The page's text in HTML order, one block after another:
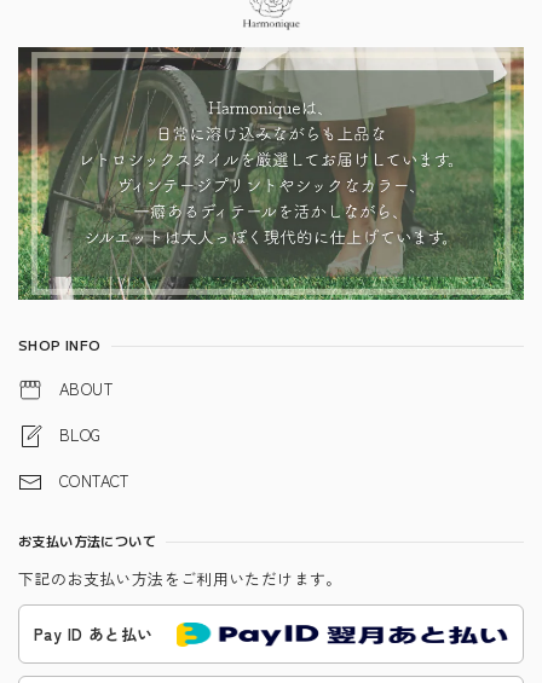
SHOP INFO
ABOUT
BLOG
CONTACT
お支払い方法について
下記のお支払い方法をご利用いただけます。
Pay ID あと払い